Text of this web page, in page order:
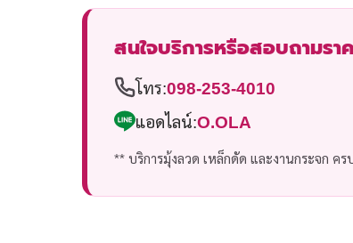
สนใจบริการหรือสอบถามรา
โทร:098-253-4010
แอดไลน์:O.OLA
** บริการมุ้งลวด เหล็กดัด และงานกระจก ค